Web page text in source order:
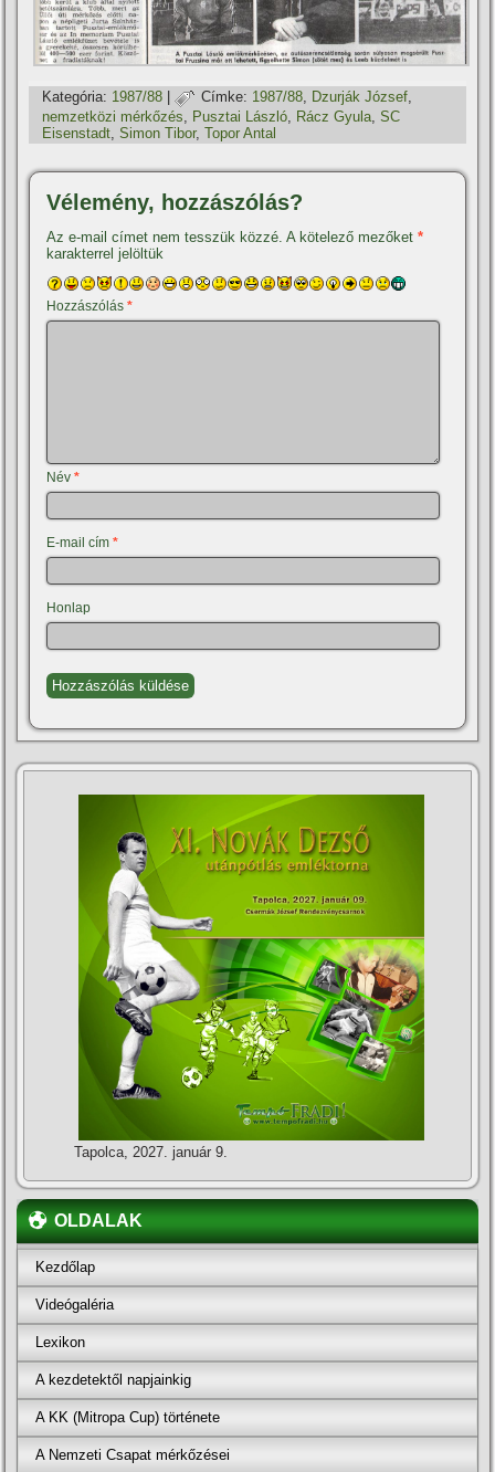
Kategória: 1987/88 | Címke: 1987/88, Dzurják József,
nemzetközi mérkőzés
Pusztai László Rácz Gyula ,SC
Eisenstadt ,Simon Tibor,Topor Antal
Vélemény, hozzászólás?
Az e-mail címet nem tesszük közzé. A kötelező mezőket*
karakterrel jelöltük
Hozzászólás*
Név*
E-mail cím*
Honlap
Tapolca, 2027. január 9.
OLDALAK
Kezdőlap
Videógaléria
Lexikon
A kezdetektől napjainkig
A KK (Mitropa Cup) története
A Nemzeti Csapat mérkőzései